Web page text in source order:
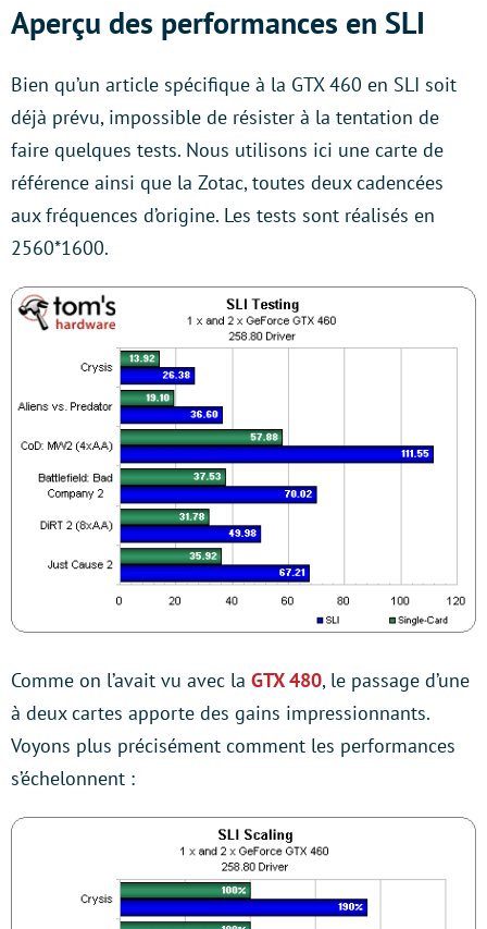
Aperçu des performances en SLI
Bien qu’un article spécifique à la GTX 460 en SLI soit
déjà prévu, impossible de résister à la tentation de
faire quelques tests. Nous utilisons ici une carte de
référence ainsi que la Zotac, toutes deux cadencées
aux fréquences d’origine. Les tests sont réalisés en
2560*1600.
Comme on l’avait vu avec la GTX 480, le passage d’une
à deux cartes apporte des gains impressionnants.
Voyons plus précisément comment les performances
s’échelonnent :